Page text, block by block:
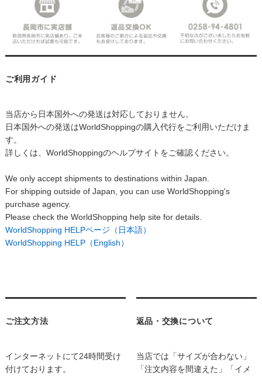
ご利用ガイド
当店から日本国外への発送は対応しておりません。
日本国外への発送はWorldShoppingの購入代行をご利用いただけま
す。
詳しくは、WorldShoppingのヘルプサイトをご確認ください。
We only accept shipments to destinations within Japan.
For shipping outside of Japan, you can use WorldShopping's
purchase agency.
Please check the WorldShopping help site for details.
WorldShopping HELPページ（日本語）
WorldShopping HELP（English）
ご注文方法
インターネットにて24時間受け
付けております。
返品・交換について
当店では「サイズが合わない」
「注文内容を間違えた」「イメ